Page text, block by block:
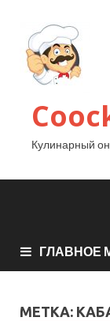
Кулинарный
ГЛАВНОЕ
МЕТКА: